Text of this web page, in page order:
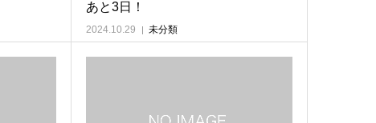
あと3日！
2024.10.29 未分類